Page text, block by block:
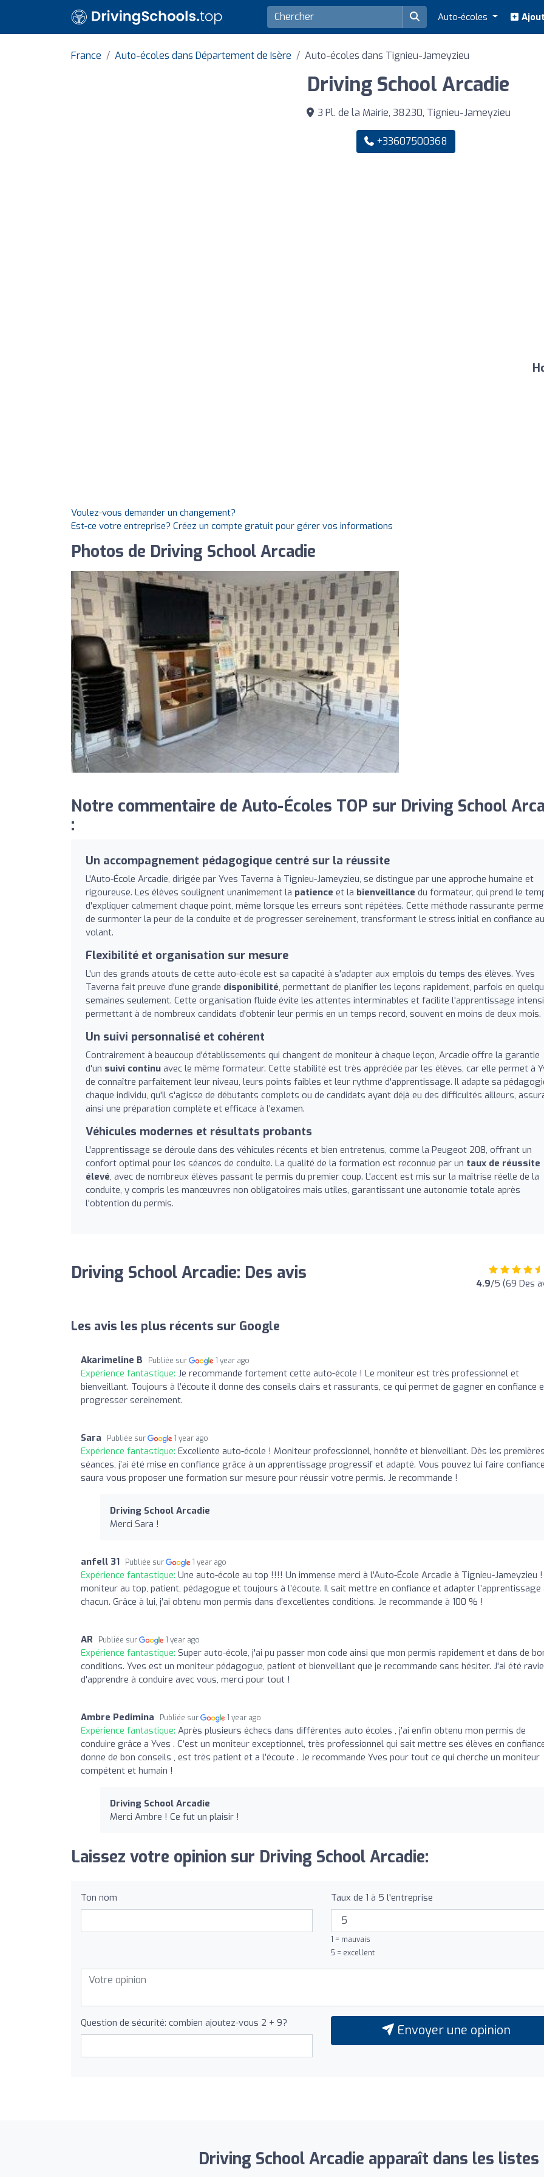
Auto-écoles
France Auto-écoles dans Département de Isère Auto-écoles dans Tignieu-Jameyzieu
Driving School Arcadie
3 Pl. de la Mairie, 38230, Tignieu-Jameyzieu
+33607500368
Voulez-vous demander un changement?
Est-ce votre entreprise? Créez un compte gratuit pour gérer vos informations
Photos de Driving School Arcadie
Notre commentaire de Auto-Écoles TOP sur Driving School
:
Un accompagnement pédagogique centré sur la réussite
L'Auto-École Arcadie, dirigée par Yves Taverna à Tignieu-Jameyzieu, se distingue par une approche humaine et
rigoureuse. Les élèves soulignent unanimement la patience et la bienveillance du formateur, qui prend le
d'expliquer calmement chaque point, même lorsque les erreurs sont répétées. Cette méthode rassurante
de surmonter la peur de la conduite et de progresser sereinement, transformant le stress initial en confiance au
volant.
Flexibilité et organisation sur mesure
L'un des grands atouts de cette auto-école est sa capacité à s'adapter aux emplois du temps des élèves. Yves
Taverna fait preuve d'une grande disponibilité, permettant de planifier les leçons rapidement, parfois en
semaines seulement. Cette organisation fluide évite les attentes interminables et facilite l'apprentissage
permettant à de nombreux candidats d'obtenir leur permis en un temps record, souvent en moins de deux mois.
Un suivi personnalisé et cohérent
Contrairement à beaucoup d'établissements qui changent de moniteur à chaque leçon, Arcadie offre la garantie
d'un suivi continu avec le même formateur. Cette stabilité est très appréciée par les élèves, car elle permet à
de connaître parfaitement leur niveau, leurs points faibles et leur rythme d'apprentissage. Il adapte sa
chaque individu, qu'il s'agisse de débutants complets ou de candidats ayant déjà eu des difficultés ailleurs,
ainsi une préparation complète et efficace à l'examen.
Véhicules modernes et résultats probants
L'apprentissage se déroule dans des véhicules récents et bien entretenus, comme la Peugeot 208, offrant un
confort optimal pour les séances de conduite. La qualité de la formation est reconnue par un taux de réussite
élevé, avec de nombreux élèves passant le permis du premier coup. L'accent est mis sur la maîtrise réelle de la
conduite, y compris les manœuvres non obligatoires mais utiles, garantissant une autonomie totale après
l'obtention du permis.
Driving School Arcadie: Des avis 4.9/5 (69 Des
Les avis les plus récents sur Google
Akarimeline B Publiée sur 1 year ago
Expérience fantastique: Je recommande fortement cette auto-école ! Le moniteur est très professionnel et
bienveillant. Toujours à l’écoute il donne des conseils clairs et rassurants, ce qui permet de gagner en confiance
progresser sereinement.
Sara Publiée sur 1 year ago
Expérience fantastique: Excellente auto-école ! Moniteur professionnel, honnête et bienveillant. Dès les
séances, j’ai été mise en confiance grâce à un apprentissage progressif et adapté. Vous pouvez lui faire
saura vous proposer une formation sur mesure pour réussir votre permis. Je recommande !
Driving School Arcadie
Merci Sara !
anfell 31 Publiée sur 1 year ago
Expérience fantastique: Une auto-école au top !!!! Un immense merci à l’Auto-École Arcadie à Tignieu-Jameyzieu
moniteur au top, patient, pédagogue et toujours à l’écoute. Il sait mettre en confiance et adapter l’apprentissage
chacun. Grâce à lui, j’ai obtenu mon permis dans d’excellentes conditions. Je recommande à 100 % !
AR Publiée sur 1 year ago
Expérience fantastique: Super auto-école, j'ai pu passer mon code ainsi que mon permis rapidement et dans de
conditions. Yves est un moniteur pédagogue, patient et bienveillant que je recommande sans hésiter. J'ai été ravie
d'apprendre à conduire avec vous, merci pour tout !
Ambre Pedimina Publiée sur 1 year ago
Expérience fantastique: Après plusieurs échecs dans différentes auto écoles , j’ai enfin obtenu mon permis de
conduire grâce a Yves . C’est un moniteur exceptionnel, très professionnel qui sait mettre ses élèves en
donne de bon conseils , est très patient et a l’écoute . Je recommande Yves pour tout ce qui cherche un moniteur
compétent et humain !
Driving School Arcadie
Merci Ambre ! Ce fut un plaisir !
Laissez votre opinion sur Driving School Arcadie:
Ton nom Taux de 1 à 5 l'entreprise
1 = mauvais
5 = excellent
Question de sécurité: combien ajoutez-vous 2 + 9? Envoyer une opinion
Driving School Arcadie apparaît dans les